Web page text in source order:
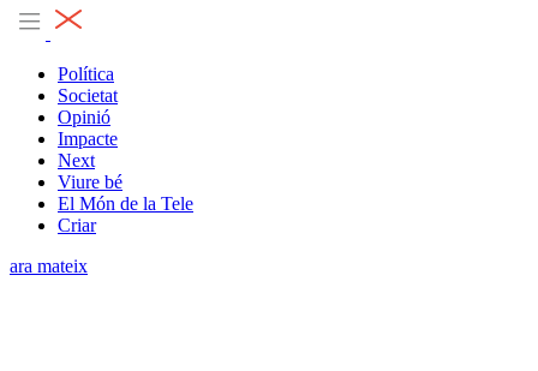
Política
Societat
Opinió
Impacte
Next
Viure bé
El Món de la Tele
Criar
ara mateix